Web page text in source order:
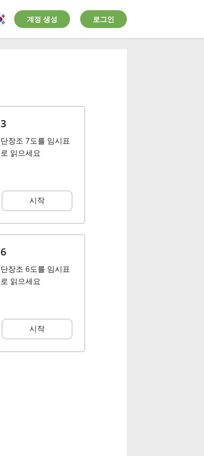
계정 생성 로그인
3
단장조 7도를 임시표
로 읽으세요
시작
6
단장조 6도를 임시표
로 읽으세요
시작